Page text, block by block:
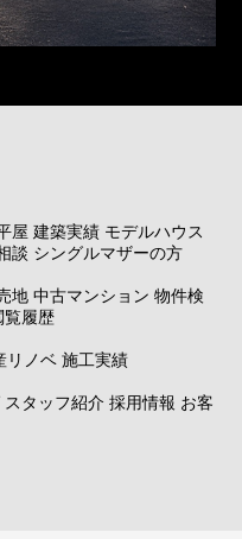
屋 建築実績 モデルハウス
談 シングルマザーの方
地 中古マンション 物件検
覧履歴
リノベ 施工実績
スタッフ紹介 採用情報 お客